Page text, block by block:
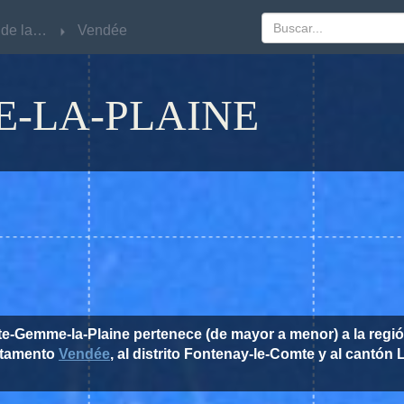
Pays de la Loire Vendée
LA-PLAINE
Gemme-la-Plaine pertenece (de mayor a menor) a la
Vendée, al distrito Fontenay-le-Comte y al cantón
Pays de la Loire Vendée